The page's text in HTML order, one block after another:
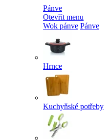
Pánve
Otevřít menu
Wok pánve Pánve
Hrnce
Kuchyňské potřeby